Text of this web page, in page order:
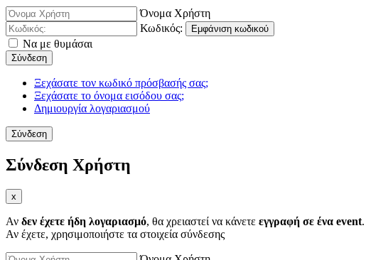
Όνομα Χρήστη
Κωδικός:
Εμφάνιση κωδικού
Να με θυμάσαι
Σύνδεση
Ξεχάσατε τον κωδικό πρόσβασής σας;
Ξεχάσατε το όνομα εισόδου σας;
Δημιουργία λογαριασμού
Σύνδεση
Σύνδεση Χρήστη
x
Αν δεν έχετε ήδη λογαριασμό, θα χρειαστεί να κάνετε εγγραφή σε ένα event.
Αν έχετε, χρησιμοποιήστε τα στοιχεία σύνδεσης